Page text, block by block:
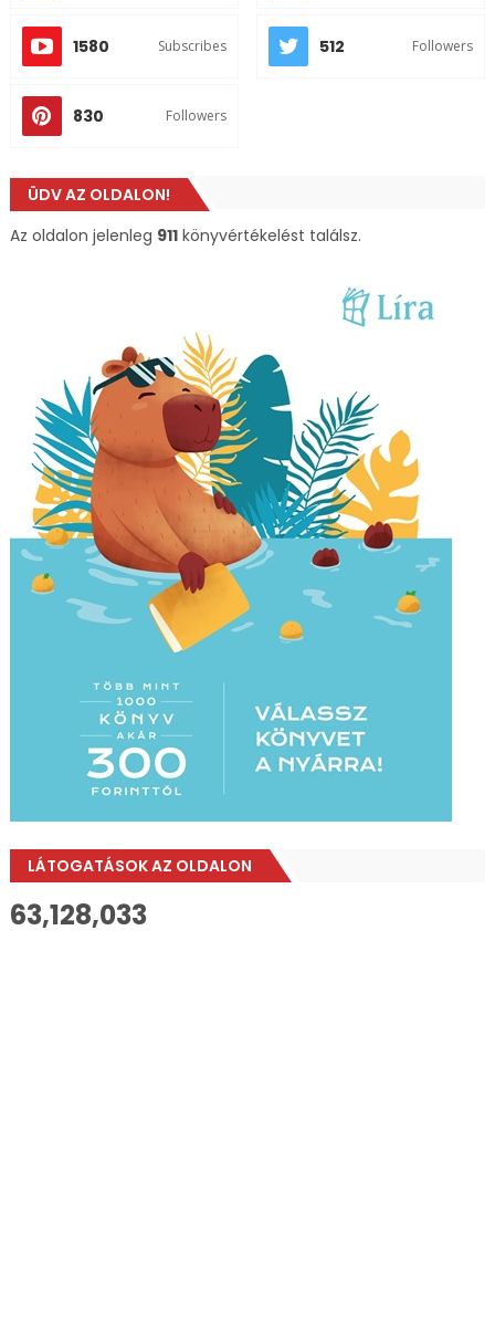
1580 Subscribes 512 Followers
830 Followers
ÜDV AZ OLDALON!
Az oldalon jelenleg 911könyvértékelést találsz.
LÁTOGATÁSOK AZ OLDALON
63,128,033